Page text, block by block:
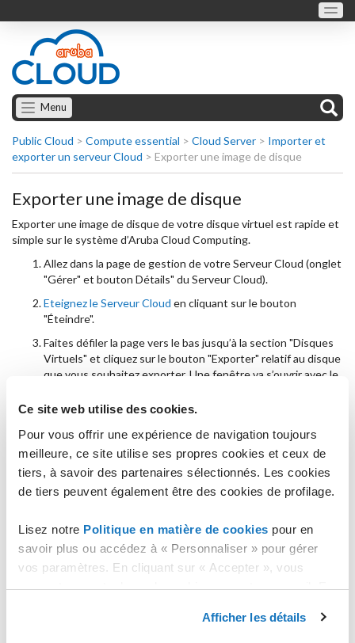
Ce site web utilise des cookies.
Pour vous offrir une expérience de navigation toujours
meilleure, ce site utilise ses propres cookies et ceux de
tiers, à savoir des partenaires sélectionnés. Les cookies
de tiers peuvent également être des cookies de profilage.
Lisez notre Politique en matière de cookies pour en
savoir plus ou accédez à « Personnaliser » pour gérer
vos paramètres. En cliquant sur « Accepter », vous
consentez au stockage de cookies sur votre appareil. En
stockage des cookies nécessaires.
Afficher les détails
Menu
Public Cloud > Compute essential > Cloud Server > Importer et
exporter un serveur Cloud > Exporter une image de disque
Exporter une image de disque
Exporter une image de disque de votre disque virtuel est rapide et
simple sur le système d’Aruba Cloud Computing.
Allez dans la page de gestion de votre Serveur Cloud (onglet
"Gérer" et bouton Détails" du Serveur Cloud).
Eteignez le Serveur Cloud en cliquant sur le bouton
"Éteindre".
Faites défiler la page vers le bas jusqu’à la section "Disques
Virtuels" et cliquez sur le bouton "Exporter" relatif au disque
que vous souhaitez exporter. Une fenêtre va s’ouvrir avec le
temps nécessaire à l’exportation dépend de la taille du
A la fin de la procédure, vous pourrez trouver l’image de disque que
vous venez d’exporter dans votre FTP.
causer la perte partielle et / ou totale des données, et dans
certains cas peuvent perturber le bon fonctionnement de la
machine virtuelle. L'utilisation de ce guide sans avoir les
ou dommage causé par l'utilisation de ces guides.